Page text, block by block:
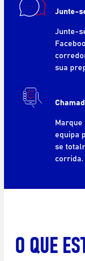
Junte-
Junte-
sua
equipa
se
corrida.
O QUE